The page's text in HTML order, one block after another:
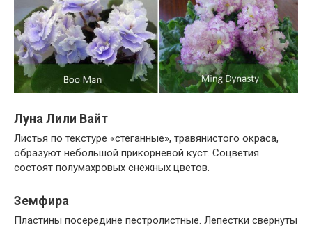
Луна Лили Вайт
Листья по текстуре «стеганные», травянистого окраса,
образуют небольшой прикорневой куст. Соцветия
состоят полумахровых снежных цветов.
Земфира
Пластины посередине пестролистные. Лепестки свернуты